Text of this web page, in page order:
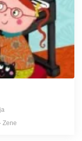
Zene